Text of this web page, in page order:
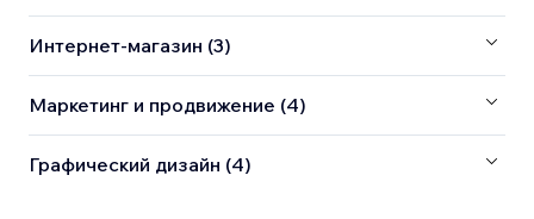
Интернет-магазин (3)
Маркетинг и продвижение (4)
Графический дизайн (4)